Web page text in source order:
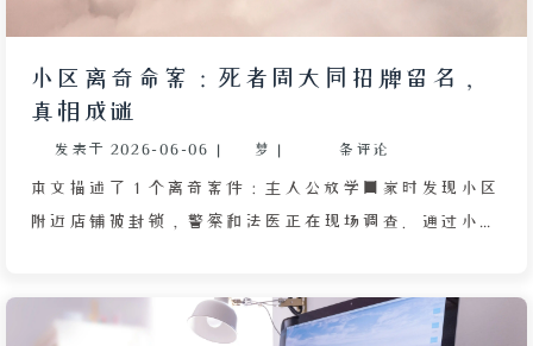
小区离奇命案：死者周大同招牌留名，
真相成谜
发表于 2026-06-06 | 梦 | 条评论
本文描述了 1 个离奇案件：主人公放学回家时发现小区
附近店铺被封锁，警察和法医正在现场调查。通过小女
大同”三个字，但主人公觉得更像是“周大黑”。面包